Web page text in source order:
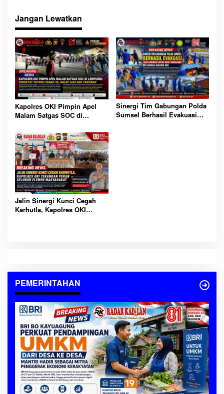
Jangan Lewatkan
Kapolres OKI Pimpin Apel
Malam Satgas SOC di
Cegah 3C, Balap Liar dan
Tawuran
Sinergi Tim Gabungan Polda
Sumsel Berhasil Evakuasi
Jalin Sinergi Kunci Cegah
Karhutla, Kapolres OKI
PEMERINTAHAN